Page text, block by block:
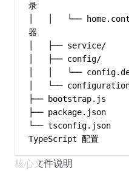
录
│   │   └──
器
│   ├── service/
│   ├── config/
│   │   └──
│   └──
├── bootstrap.js
├── package.json
└──
TypeScript 配置
核心文件说明